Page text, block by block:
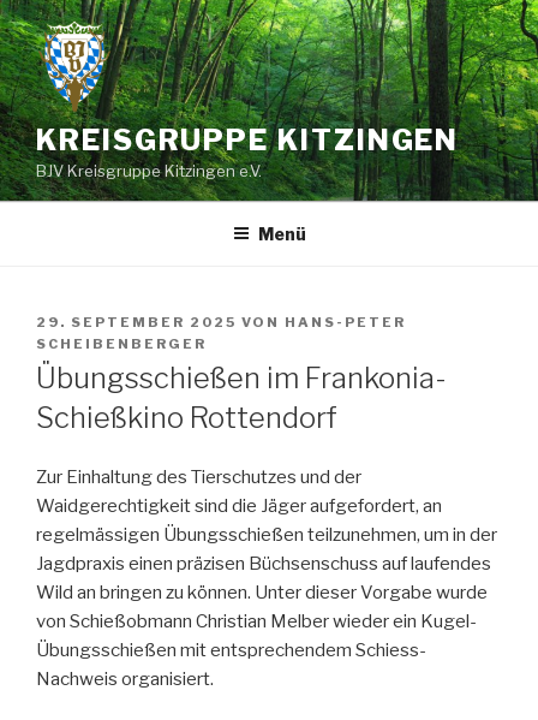
Zum
Inhalt
springen
KREISGRUPPE KITZINGEN
BJV Kreisgruppe Kitzingen e.V.
Menü
VERÖFFENTLICHT
AM
29. SEPTEMBER 2025 VON HANS-PETER
SCHEIBENBERGER
Übungsschießen im Frankonia-
Schießkino Rottendorf
Zur Einhaltung des Tierschutzes und der
Waidgerechtigkeit sind die Jäger aufgefordert, an
regelmässigen Übungsschießen teilzunehmen, um in der
Jagdpraxis einen präzisen Büchsenschuss auf laufendes
Wild an bringen zu können. Unter dieser Vorgabe wurde
von Schießobmann Christian Melber wieder ein Kugel-
Übungsschießen mit entsprechendem Schiess-
Nachweis organisiert.